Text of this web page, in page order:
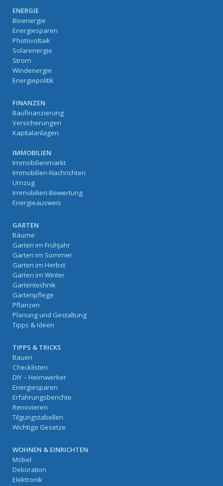
ENERGIE
Bioenergie
Energiesparen
Photovoltaik
Solarenergie
Strom
Windenergie
Energiepolitik
FINANZEN
Baufinanzierung
Versicherungen
Kapitalanlagen
IMMOBILIEN
Immobilienmarkt
Immobilien-Nachrichten
Umzug
Immobilien-Bewertung
Energieausweis
GARTEN
Bäume
Garten im Frühjahr
Garten im Sommer
Garten im Herbst
Garten im Winter
Gartentechnik
Gartenpflege
Pflanzen
Planung und Gestaltung
Tipps & Ideen
TIPPS & TRICKS
Bauen
Checklisten
DIY – Heimwerker
Energiesparen
Erfahrungsberichte
Renovieren
Tilgungstabellen
Wichtige Gesetze
WOHNEN & EINRICHTEN
Möbel
Dekoration
Elektronik